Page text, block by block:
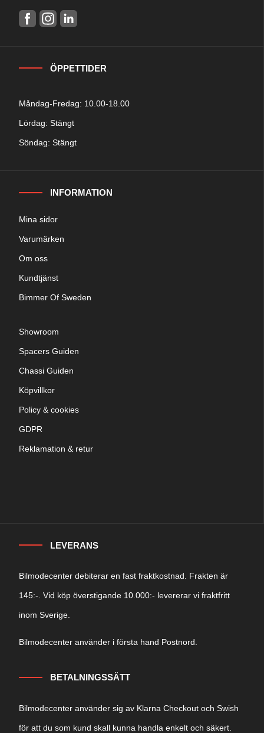
ÖPPETTIDER
Måndag-Fredag: 10.00-18.00
Lördag: Stängt
Söndag: Stängt
INFORMATION
Mina sidor
Varumärken
Om oss
Kundtjänst
Bimmer Of Sweden
Showroom
Spacers Guiden
Chassi Guiden
Köpvillkor
Policy & cookies
GDPR
Reklamation & retur
LEVERANS
Bilmodecenter debiterar en fast fraktkostnad. Frakten är
145:-. Vid köp överstigande 10.000:- levererar vi fraktfritt
inom Sverige.
Bilmodecenter använder i första hand Postnord.
BETALNINGSSÄTT
Bilmodecenter använder sig av Klarna Checkout och Swish
för att du som kund skall kunna handla enkelt och säkert.